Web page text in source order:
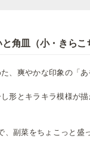
角皿（小・きらこ
、爽やかな印象の「
し形とキラキラ模様が
、副菜をちょこっと盛